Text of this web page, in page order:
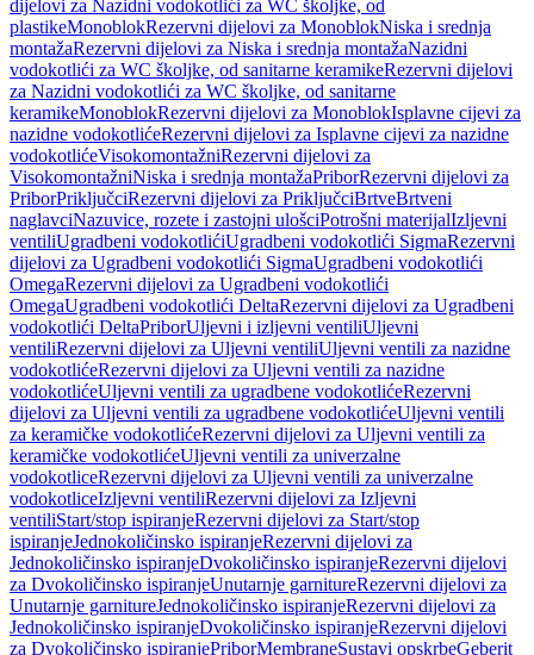
dijelovi za Nazidni vodokotlići za WC školjke, od
plastikeMonoblokRezervni dijelovi za MonoblokNiska i srednja
montažaRezervni dijelovi za Niska i srednja montažaNazidni
vodokotlići za WC školjke, od sanitarne keramikeRezervni dijelovi
za Nazidni vodokotlići za WC školjke, od sanitarne
keramikeMonoblokRezervni dijelovi za MonoblokIsplavne cijevi za
nazidne vodokotlićeRezervni dijelovi za Isplavne cijevi za nazidne
vodokotlićeVisokomontažniRezervni dijelovi za
VisokomontažniNiska i srednja montažaPriborRezervni dijelovi za
PriborPriključciRezervni dijelovi za PriključciBrtveBrtveni
naglavciNazuvice, rozete i zastojni ulošciPotrošni materijalIzljevni
ventiliUgradbeni vodokotlićiUgradbeni vodokotlići SigmaRezervni
dijelovi za Ugradbeni vodokotlići SigmaUgradbeni vodokotlići
OmegaRezervni dijelovi za Ugradbeni vodokotlići
OmegaUgradbeni vodokotlići DeltaRezervni dijelovi za Ugradbeni
vodokotlići DeltaPriborUljevni i izljevni ventiliUljevni
ventiliRezervni dijelovi za Uljevni ventiliUljevni ventili za nazidne
vodokotlićeRezervni dijelovi za Uljevni ventili za nazidne
vodokotlićeUljevni ventili za ugradbene vodokotlićeRezervni
dijelovi za Uljevni ventili za ugradbene vodokotlićeUljevni ventili
za keramičke vodokotlićeRezervni dijelovi za Uljevni ventili za
keramičke vodokotlićeUljevni ventili za univerzalne
vodokotliceRezervni dijelovi za Uljevni ventili za univerzalne
vodokotliceIzljevni ventiliRezervni dijelovi za Izljevni
ventiliStart/stop ispiranjeRezervni dijelovi za Start/stop
ispiranjeJednokoličinsko ispiranjeRezervni dijelovi za
Jednokoličinsko ispiranjeDvokoličinsko ispiranjeRezervni dijelovi
za Dvokoličinsko ispiranjeUnutarnje garnitureRezervni dijelovi za
Unutarnje garnitureJednokoličinsko ispiranjeRezervni dijelovi za
Jednokoličinsko ispiranjeDvokoličinsko ispiranjeRezervni dijelovi
za Dvokoličinsko ispiranjePriborMembraneSustavi opskrbeGeberit